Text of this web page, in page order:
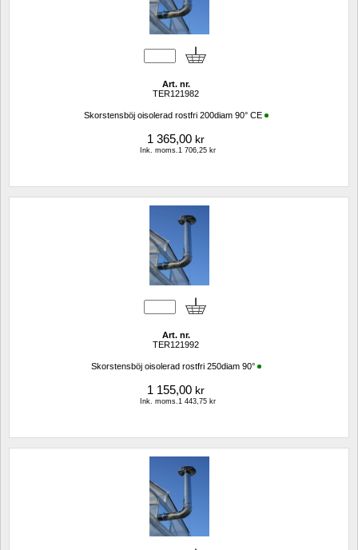
Art. nr.
TER121982
Skorstensböj oisolerad rostfri 200diam 90° CE
1 365,00 kr
Ink. moms.1 706,25 kr
Art. nr.
TER121992
Skorstensböj oisolerad rostfri 250diam 90°
1 155,00 kr
Ink. moms.1 443,75 kr